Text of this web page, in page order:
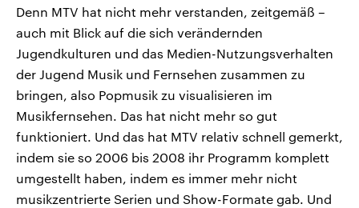
Denn MTV hat nicht mehr verstanden, zeitgemäß –
auch mit Blick auf die sich verändernden
Jugendkulturen und das Medien-Nutzungsverhalten
der Jugend Musik und Fernsehen zusammen zu
bringen, also Popmusik zu visualisieren im
Musikfernsehen. Das hat nicht mehr so gut
funktioniert. Und das hat MTV relativ schnell gemerkt,
indem sie so 2006 bis 2008 ihr Programm komplett
umgestellt haben, indem es immer mehr nicht
musikzentrierte Serien und Show-Formate gab. Und